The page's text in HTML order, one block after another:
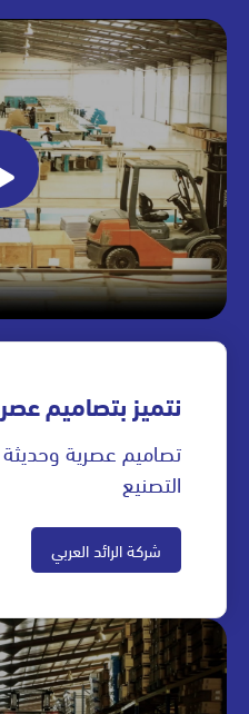
نتميز بتصاميم
تصاميم عصرية
التصنيع
شركة الرائد العربي